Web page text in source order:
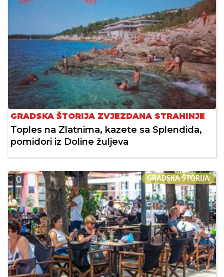
GRADSKA ŠTORIJA ZVJEZDANA STRAHINJE
Toples na Zlatnima, kazete sa Splendida,
pomidori iz Doline žuljeva
GRADSKA ŠTORIJA